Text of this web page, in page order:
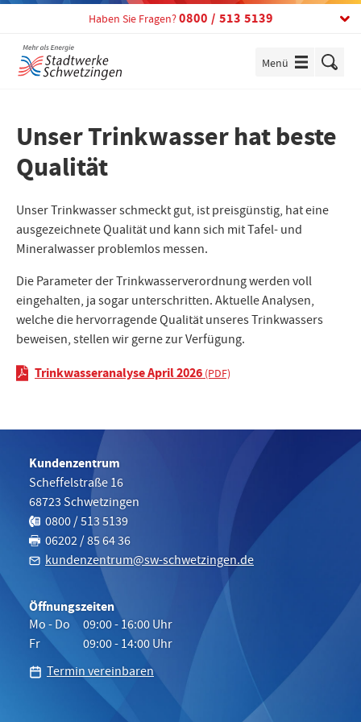
Menü
einblenden
Haben Sie Fragen?Telefon:
0800 / 513 5139
Unser Trinkwasser hat beste
Qualität
Unser Trinkwasser schmeckt gut, ist preisgünstig, hat eine
ausgezeichnete Qualität und kann sich mit Tafel- und
Mineralwasser problemlos messen.
Die Parameter der Trinkwasserverordnung werden voll
eingehalten, ja sogar unterschritten. Aktuelle Analysen,
welche die hervorragende Qualität unseres Trinkwassers
beweisen, stellen wir gerne zur Verfügung.
Trinkwasseranalyse April 2026
Kundenzentrum
Scheffelstraße 16
68723Schwetzingen
Telefon:
0800 / 513 5139
Fax:06202 / 85 64 36
kundenzentrum@sw-schwetzingen.de
Öffnungszeiten
Mo - Do
09:00 - 16:00 Uhr
Fr
09:00 - 14:00 Uhr
Termin vereinbaren